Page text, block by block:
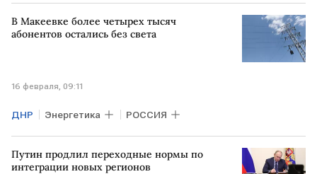
В Макеевке более четырех тысяч
абонентов остались без света
16 февраля, 09:11
ДНР Энергетика РОССИЯ
Путин продлил переходные нормы по
интеграции новых регионов